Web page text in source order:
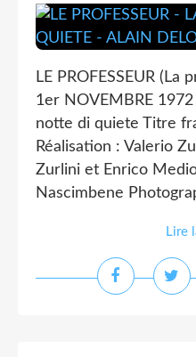
LE PROFESSEUR
1er NOVEMBRE
notte di quiete Titre
Réalisation : Valerio
Zurlini et Enrico
Nascimbene
Lire